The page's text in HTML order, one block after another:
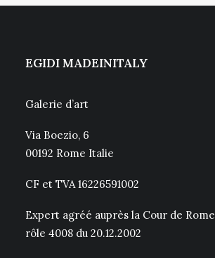
EGIDI MADEINITALY
Galerie d’art
Via Boezio, 6
00192 Rome Italie
CF et TVA 16226591002
Expert agréé auprès la Cour de Rome
rôle 4008 du 20.12.2002